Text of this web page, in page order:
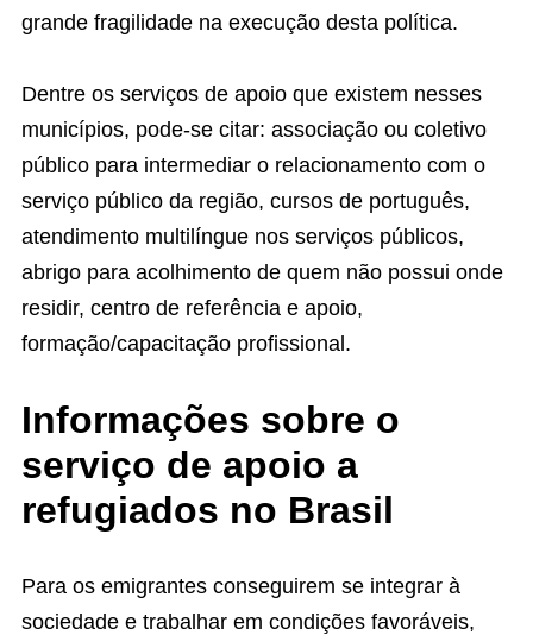
grande fragilidade na execução desta política.
Dentre os serviços de apoio que existem nesses
municípios, pode-se citar: associação ou coletivo
público para intermediar o relacionamento com o
serviço público da região, cursos de português,
atendimento multilíngue nos serviços públicos,
abrigo para acolhimento de quem não possui onde
residir, centro de referência e apoio,
formação/capacitação profissional.
Informações sobre o
serviço de apoio a
refugiados no Brasil
Para os emigrantes conseguirem se integrar à
sociedade e trabalhar em condições favoráveis,